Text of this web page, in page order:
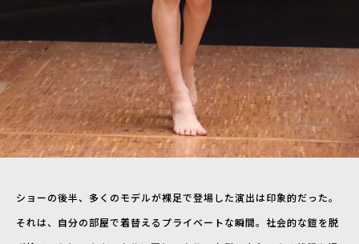
ショーの後半、多くのモデルが裸足で登場した演出は印象的だった。
それは、自分の部屋で着替えるプライベートな瞬間。社会的な鎧を脱